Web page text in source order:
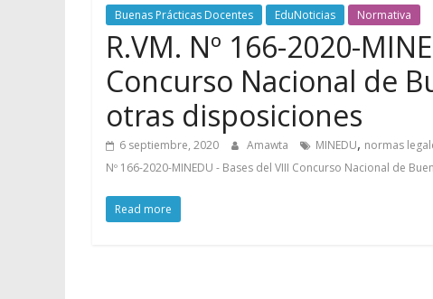
Buenas Prácticas Docentes EduNoticias Normativa
R.VM. Nº 166-2020-
Concurso Nacional de
otras disposiciones
6 septiembre, 2020 Amawta MINEDU, normas
Nº 166-2020-MINEDU - Bases del VIII Concurso Nacional de
Read more